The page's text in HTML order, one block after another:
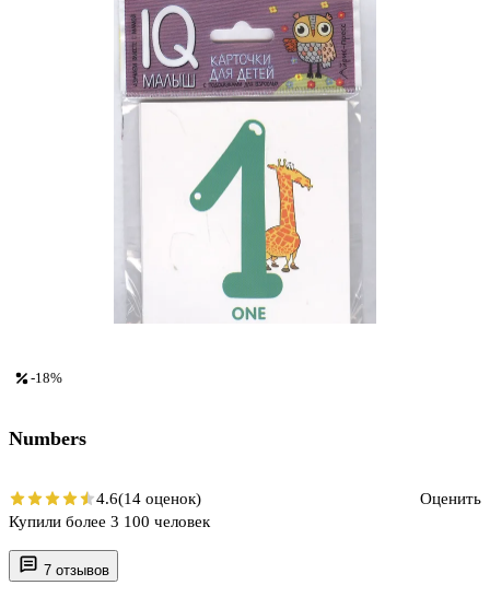
7 отзывов
-18%
Numbers
4.6(14 оценок)
Оценить
Купили более 3 100 человек